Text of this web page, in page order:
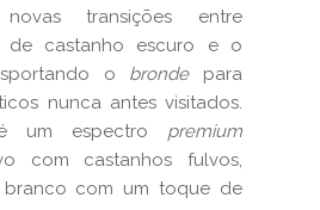
transições entre
de castanho escuro e o
o brondepara
nunca antes visitados.
um espectro premium
com castanhos fulvos,
branco com um toque de